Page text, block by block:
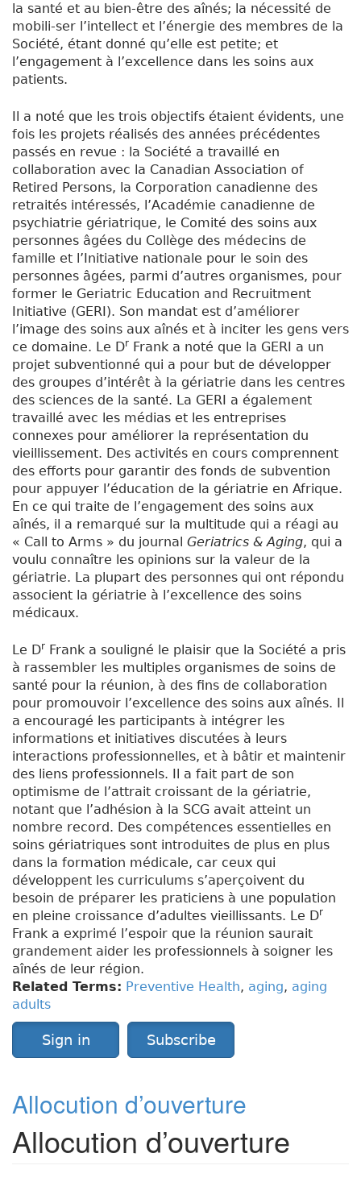
la santé et au bien-être des aînés; la nécessité de
mobili-ser l’intellect et l’énergie des membres de la
Société, étant donné qu’elle est petite; et
l’engagement à l’excellence dans les soins aux
patients.
Il a noté que les trois objectifs étaient évidents, une
fois les projets réalisés des années précédentes
passés en revue : la Société a travaillé en
collaboration avec la Canadian Association of
Retired Persons, la Corporation canadienne des
retraités intéressés, l’Académie canadienne de
psychiatrie gériatrique, le Comité des soins aux
personnes âgées du Collège des médecins de
famille et l’Initiative nationale pour le soin des
personnes âgées, parmi d’autres organismes, pour
former le Geriatric Education and Recruitment
Initiative (GERI). Son mandat est d’améliorer
l’image des soins aux aînés et à inciter les gens vers
ce domaine. Le Dr Frank a noté que la GERI a un
projet subventionné qui a pour but de développer
des groupes d’intérêt à la gériatrie dans les centres
des sciences de la santé. La GERI a également
travaillé avec les médias et les entreprises
connexes pour améliorer la représentation du
vieillissement. Des activités en cours comprennent
des efforts pour garantir des fonds de subvention
pour appuyer l’éducation de la gériatrie en Afrique.
En ce qui traite de l’engagement des soins aux
aînés, il a remarqué sur la multitude qui a réagi au
« Call to Arms » du journal Geriatrics & Aging, qui a
voulu connaître les opinions sur la valeur de la
gériatrie. La plupart des personnes qui ont répondu
associent la gériatrie à l’excellence des soins
médicaux.
Le Dr Frank a souligné le plaisir que la Société a pris
à rassembler les multiples organismes de soins de
santé pour la réunion, à des fins de collaboration
pour promouvoir l’excellence des soins aux aînés. Il
a encouragé les participants à intégrer les
informations et initiatives discutées à leurs
interactions professionnelles, et à bâtir et maintenir
des liens professionnels. Il a fait part de son
optimisme de l’attrait croissant de la gériatrie,
notant que l’adhésion à la SCG avait atteint un
nombre record. Des compétences essentielles en
soins gériatriques sont introduites de plus en plus
dans la formation médicale, car ceux qui
développent les curriculums s’aperçoivent du
besoin de préparer les praticiens à une population
en pleine croissance d’adultes vieillissants. Le Dr
Frank a exprimé l’espoir que la réunion saurait
grandement aider les professionnels à soigner les
aînés de leur région.
Related Terms: Preventive Health, aging, aging
adults
Sign in Subscribe
Allocution d’ouverture
Allocution d’ouverture